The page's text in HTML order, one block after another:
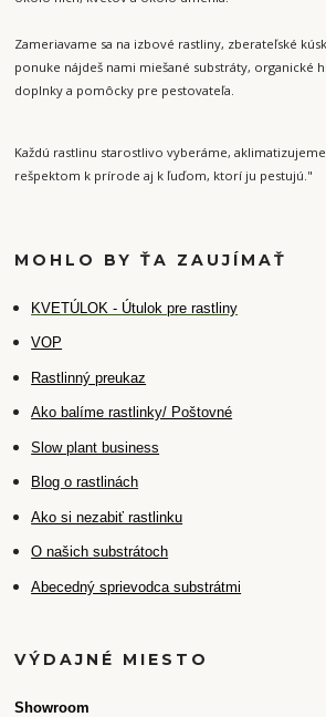
Zameriavame sa na izbové rastliny, zberateľské
ponuke nájdeš nami miešané substráty, organické
doplnky a pomôcky pre pestovateľa.
Každú rastlinu starostlivo vyberáme,
rešpektom k prírode aj k ľuďom, ktorí ju pestujú."
MOHLO BY ŤA ZAUJÍMAŤ
KVETÚLOK - Útulok pre rastliny
VOP
Rastlinný preukaz
Ako balíme rastlinky/ Poštovné
Slow plant business
Blog o rastlinách
Ako si nezabiť rastlinku
O našich substrátoch
Abecedný sprievodca substrátmi
VÝDAJNÉ MIESTO
Showroom